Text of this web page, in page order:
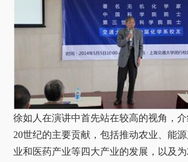
信息系统
联系我们
徐如人在演讲中首先站在较高的视角，
20世纪的主要贡献，包括推动农业、能
业和医药产业等四大产业的发展，以及为